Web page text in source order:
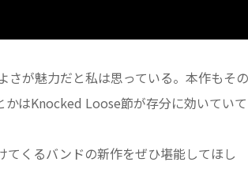
が魅力だと私は思っている。本作もその
はKnocked Loose節が存分に効いていて
くるバンドの新作をぜひ堪能してほし